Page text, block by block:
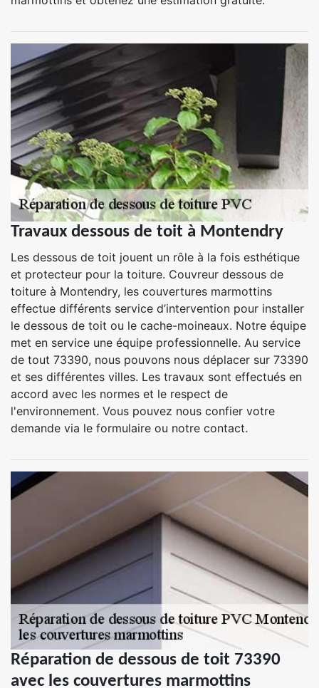
Travaux dessous de toit à Montendry
Les dessous de toit jouent un rôle à la fois esthétique
et protecteur pour la toiture. Couvreur dessous de
toiture à Montendry, les couvertures marmottins
effectue différents service d’intervention pour installer
le dessous de toit ou le cache-moineaux. Notre équipe
met en service une équipe professionnelle. Au service
de tout 73390, nous pouvons nous déplacer sur 73390
et ses différentes villes. Les travaux sont effectués en
accord avec les normes et le respect de
l'environnement. Vous pouvez nous confier votre
demande via le formulaire ou notre contact.
Réparation de dessous de toit 73390
avec les couvertures marmottins